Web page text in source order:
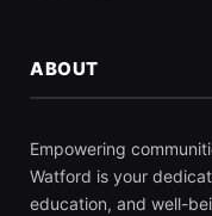
ABOUT
Empowering
Watford is your
education, and well-